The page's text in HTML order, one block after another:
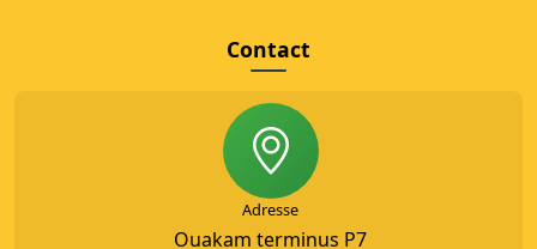
Contact
Adresse
Ouakam terminus P7